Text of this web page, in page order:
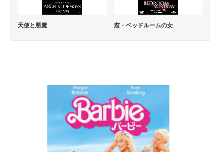
天使と悪魔 窓・ベッドルームの女